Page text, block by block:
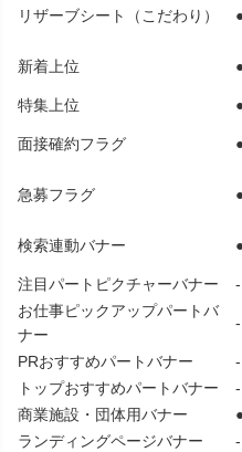
リザーブシート（こだわり）
新着上位
特集上位
面接確約フラグ
急募フラグ
検索連動バナー
注目パートピクチャーバナー
-
お仕事ピックアップパートバ
ナー
-
PRおすすめパートバナー -
トップおすすめパートバナー
-
商業施設・団体用バナー
ランディングページバナー
-